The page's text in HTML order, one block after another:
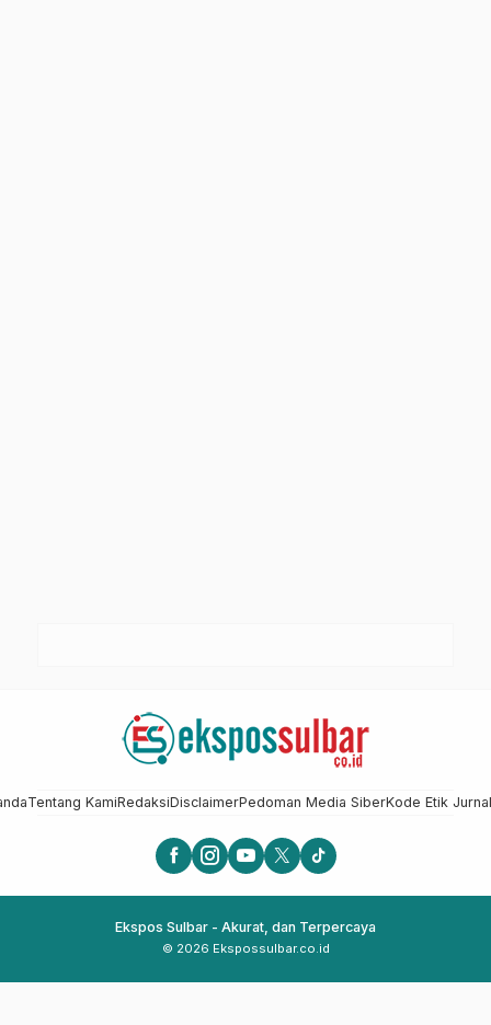
Tentang KamiRedaksiDisclaimerPedoman Media SiberKode Etik
Ekspos Sulbar - Akurat, dan Terpercaya
© 2026 Ekspossulbar.co.id